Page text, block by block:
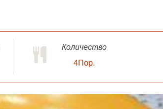
Количество
4Пор.